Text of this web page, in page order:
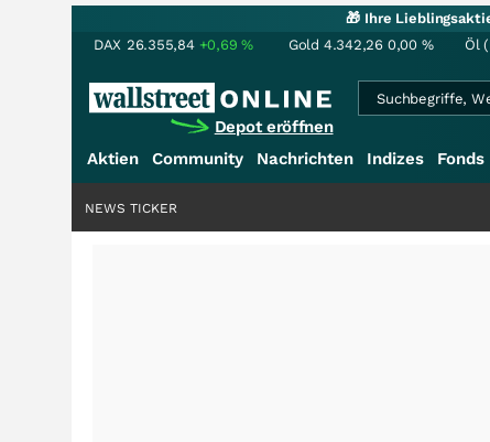
🎁 Ihre
DAX 26.355,84 +0,69% Gold 4.342,26 0,00 % Öl
Depot eröffnen
Aktien Community Nachrichten Indizes Fonds
NEWS TICKER